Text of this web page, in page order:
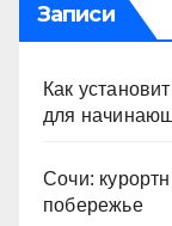
Записи
Как
для
Сочи:
побережье